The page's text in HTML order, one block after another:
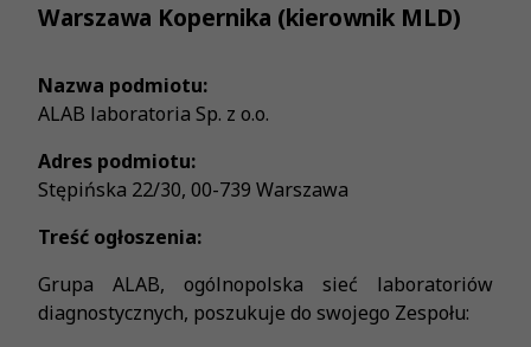
Warszawa Kopernika (kierownik MLD)
Nazwa podmiotu:
ALAB laboratoria Sp. z o.o.
Adres podmiotu:
Stępińska 22/30, 00-739 Warszawa
Treść ogłoszenia:
Grupa ALAB, ogólnopolska sieć laboratoriów
diagnostycznych, poszukuje do swojego Zespołu: